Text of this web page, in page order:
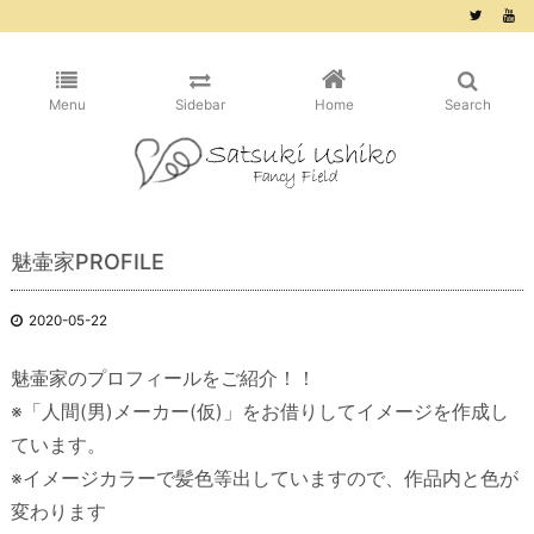
Menu Sidebar Home Search
魅壷家PROFILE
2020-05-22
魅壷家のプロフィールをご紹介！！
※「人間(男)メーカー(仮)」をお借りしてイメージを作成し
ています。
※イメージカラーで髪色等出していますので、作品内と色が
変わります